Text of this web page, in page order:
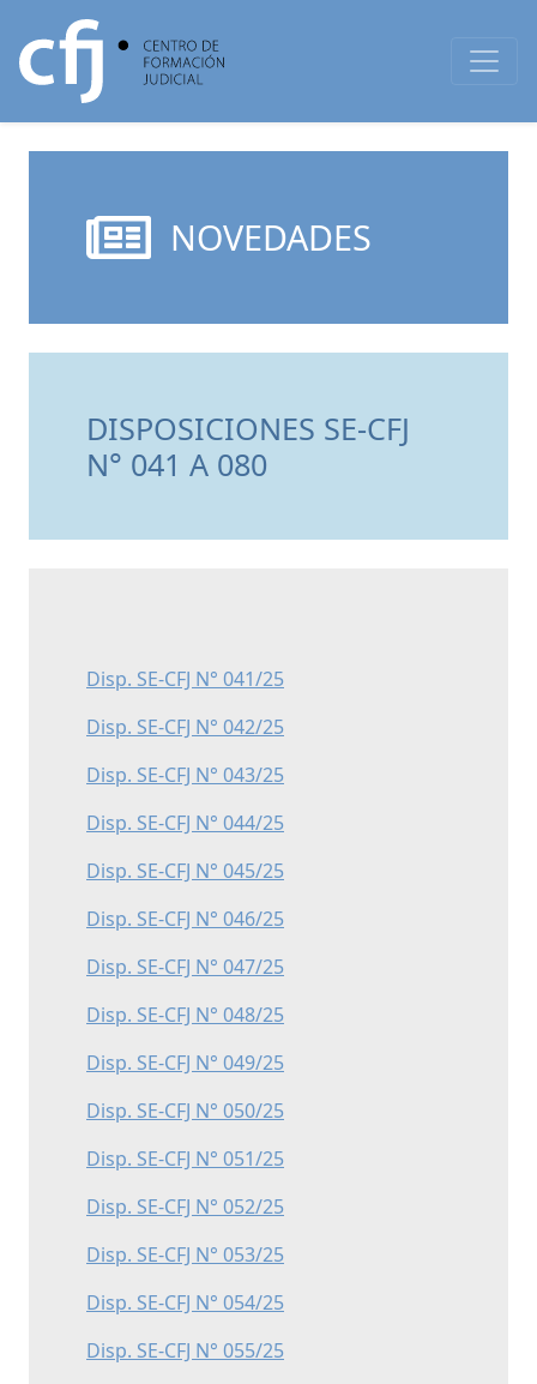
NOVEDADES
DISPOSICIONES SE-CFJ
N° 041 A 080
Disp. SE-CFJ N° 041/25
Disp. SE-CFJ N° 042/25
Disp. SE-CFJ N° 043/25
Disp. SE-CFJ N° 044/25
Disp. SE-CFJ N° 045/25
Disp. SE-CFJ N° 046/25
Disp. SE-CFJ N° 047/25
Disp. SE-CFJ N° 048/25
Disp. SE-CFJ N° 049/25
Disp. SE-CFJ N° 050/25
Disp. SE-CFJ N° 051/25
Disp. SE-CFJ N° 052/25
Disp. SE-CFJ N° 053/25
Disp. SE-CFJ N° 054/25
Disp. SE-CFJ N° 055/25